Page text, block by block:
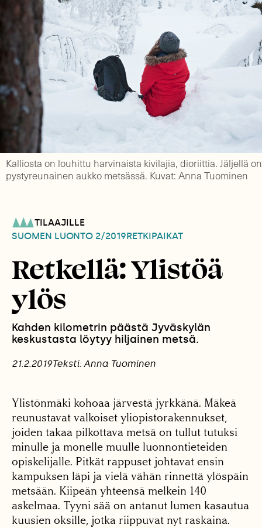
Kalliosta on louhittu harvinaista kivilajia, dioriittia. Jäljellä on
pystyreunainen aukko metsässä. Kuvat: Anna Tuominen
TILAAJILLE
SUOMEN LUONTO 2/2019RETKIPAIKAT
Retkellä: Ylistöä
ylös
Kahden kilometrin päästä Jyväskylän
keskustasta löytyy hiljainen metsä.
21.2.2019Teksti: Anna Tuominen
Ylistönmäki kohoaa järvestä jyrkkänä. Mäkeä
reunustavat valkoiset yliopistorakennukset,
joiden takaa pilkottava metsä on tullut tutuksi
minulle ja monelle muulle luonnontieteiden
opiskelijalle. Pitkät rappuset johtavat ensin
kampuksen läpi ja vielä vähän rinnettä ylöspäin
metsään. Kiipeän yhteensä melkein 140
askelmaa. Tyyni sää on antanut lumen kasautua
kuusien oksille, jotka riippuvat nyt raskaina.